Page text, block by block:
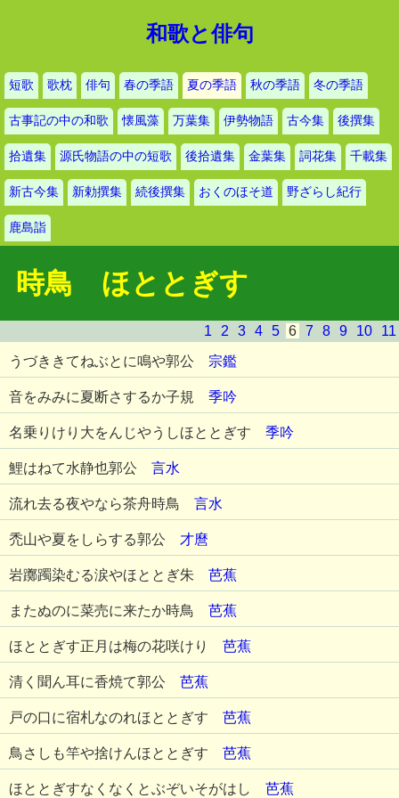
和歌と俳句
短歌 歌枕 俳句 春の季語 夏の季語 秋の季語 冬の季語
古事記の中の和歌 懐風藻 万葉集 伊勢物語 古今集 後撰集
拾遺集 源氏物語の中の短歌 後拾遺集 金葉集 詞花集 千載集
新古今集 新勅撰集 続後撰集 おくのほそ道 野ざらし紀行
鹿島詣
時鳥 ほととぎす
1 2 3 4 5 6 7 8 9 10
11
うづききてねぶとに鳴や郭公 宗鑑
音をみみに夏断さするか子規 季吟
名乗りけり大をんじやうしほととぎす 季吟
鯉はねて水静也郭公 言水
流れ去る夜やなら茶舟時鳥 言水
禿山や夏をしらする郭公 才麿
岩躑躅染むる涙やほととぎ朱 芭蕉
またぬのに菜売に来たか時鳥 芭蕉
ほととぎす正月は梅の花咲けり 芭蕉
清く聞ん耳に香焼て郭公 芭蕉
戸の口に宿札なのれほととぎす 芭蕉
鳥さしも竿や捨けんほととぎす 芭蕉
ほととぎすなくなくとぶぞいそがはし 芭蕉